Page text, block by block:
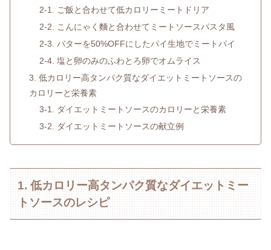
2-1. ご飯と合わせて低カロリーミートドリア
2-2. こんにゃく麵と合わせてミートソースパスタ風
2-3. バターを50%OFFにしたパイ生地でミートパイ
2-4. 塩と卵のみのふわとろ卵でオムライス
3. 低カロリー高タンパク質なダイエットミートソースの
カロリーと栄養素
3-1. ダイエットミートソースのカロリーと栄養素
3-2. ダイエットミートソースの献立例
1. 低カロリー高タンパク質なダイエットミー
トソースのレシピ